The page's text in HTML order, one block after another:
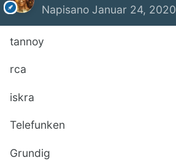
Napisano Januar 24, 2020
tannoy
rca
iskra
Telefunken
Grundig